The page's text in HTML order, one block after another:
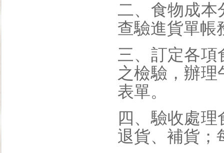
二、食物成本
查驗進貨單帳
三、訂定各項
之檢驗，辦
表單。
四、驗收處
退貨、補貨；